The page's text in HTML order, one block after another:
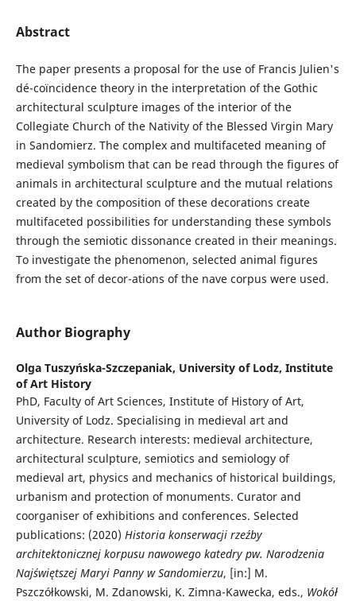
Abstract
The paper presents a proposal for the use of Francis Julien's
dé-coïncidence theory in the interpretation of the Gothic
architectural sculpture images of the interior of the
Collegiate Church of the Nativity of the Blessed Virgin Mary
in Sandomierz. The complex and multifaceted meaning of
medieval symbolism that can be read through the figures of
animals in architectural sculpture and the mutual relations
created by the composition of these decorations create
multifaceted possibilities for understanding these symbols
through the semiotic dissonance created in their meanings.
To investigate the phenomenon, selected animal figures
from the set of decor-ations of the nave corpus were used.
Author Biography
Olga Tuszyńska-Szczepaniak, University of Lodz, Institute
of Art History
PhD, Faculty of Art Sciences, Institute of History of Art,
University of Lodz. Specialising in medieval art and
architecture. Research interests: medieval architecture,
architectural sculpture, semiotics and semiology of
medieval art, physics and mechanics of historical buildings,
urbanism and protection of monuments. Curator and
coorganiser of exhibitions and conferences. Selected
publications: (2020) Historia konserwacji rzeźby
architektonicznej korpusu nawowego katedry pw. Narodzenia
Najświętszej Maryi Panny w Sandomierzu, [in:] M.
Pszczółkowski, M. Zdanowski, K. Zimna-Kawecka, eds., Wokół